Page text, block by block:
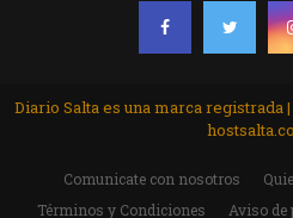
Diario Salta es una marca registrada
Comunicate con nosotros
Términos y Condiciones
Aviso de